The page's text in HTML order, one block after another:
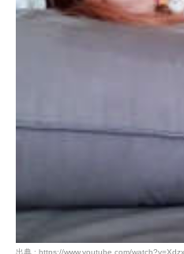
出典 : https://www.youtube.com/